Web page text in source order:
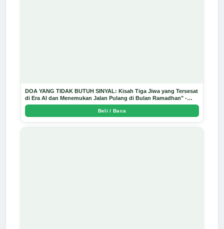
DOA YANG TIDAK BUTUH SINYAL: Kisah Tiga Jiwa yang Tersesat
di Era AI dan Menemukan Jalan Pulang di Bulan Ramadhan" -
Arda Dinata
Beli / Baca